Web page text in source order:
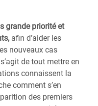
grande priorité et
afin d’aider les
nouveaux cas
de tout mettre en
connaissent la
comment s’en
des premiers